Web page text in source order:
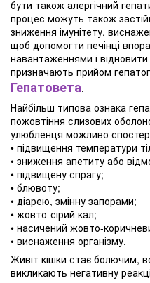
бути також алергічний
процес можуть також
зниження імунітету,
щоб допомогти печінці
навантаженнями і
призначають прийом
Гепатовета.
Найбільш типова ознака
пожовтіння слизових
улюбленця можливо
• підвищення температури
• зниження апетиту або
• підвищену спрагу;
• блювоту;
• діарею, змінну запорами;
• жовто-сірий кал;
• насичений жовто-
• виснаження організму.
Живіт кішки стає болючим,
викликають негативну